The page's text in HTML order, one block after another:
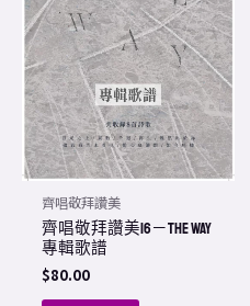
齊唱敬拜讚美
齊唱敬拜讚美16－THE WAY
專輯歌譜
$80.00
variants.
The
options
may
be
chosen
the